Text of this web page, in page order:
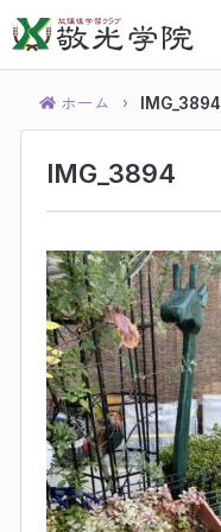
ホーム › IMG_3894
IMG_3894